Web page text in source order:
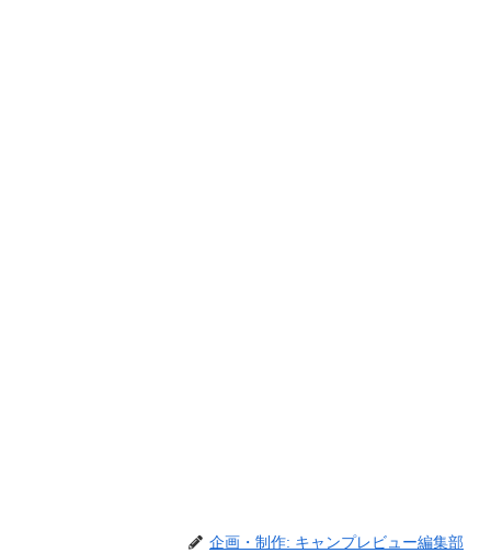
企画・制作: キャンプレビュー編集部